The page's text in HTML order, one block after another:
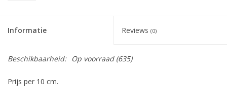
Informatie Reviews (0)
Beschikbaarheid: Op voorraad(635)
Prijs per 10 cm.